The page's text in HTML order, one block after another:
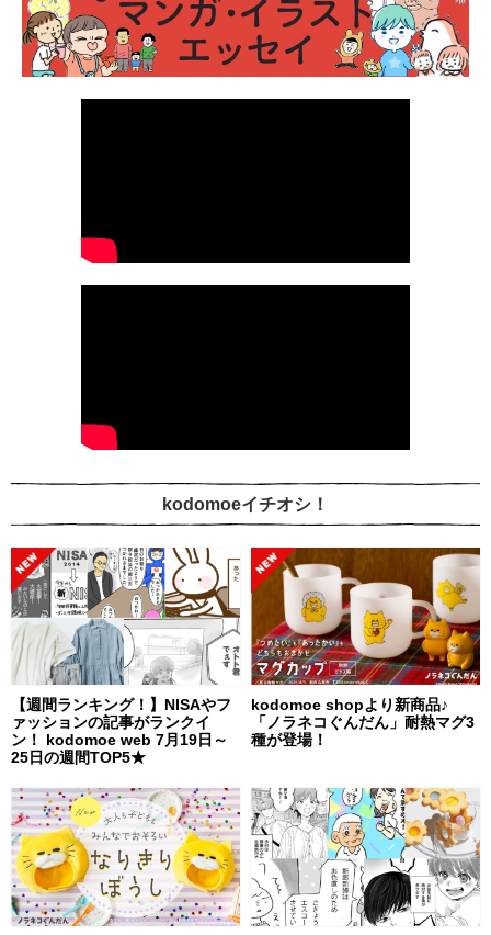
kodomoeイチオシ！
【週間ランキング！】NISAやフ
ァッションの記事がランクイ
ン！ kodomoe web 7月19日～
25日の週間TOP5★
kodomoe shopより新商品♪
「ノラネコぐんだん」耐熱マグ3
種が登場！